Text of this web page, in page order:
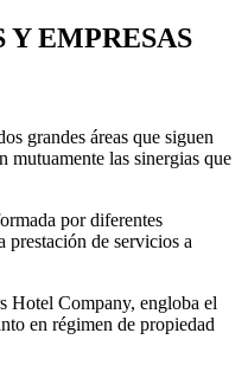
Y EMPRESAS
grandes áreas que siguen
mutuamente las sinergias que
por diferentes
prestación de servicios a
Hotel Company, engloba el
en régimen de propiedad